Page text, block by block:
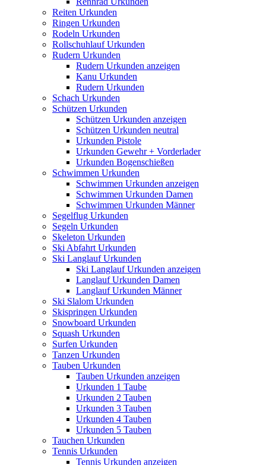
Reiten Urkunden
Ringen Urkunden
Rodeln Urkunden
Rollschuhlauf Urkunden
Rudern Urkunden
Rudern Urkunden anzeigen
Kanu Urkunden
Rudern Urkunden
Schach Urkunden
Schützen Urkunden
Schützen Urkunden anzeigen
Schützen Urkunden neutral
Urkunden Pistole
Urkunden Gewehr + Vorderlader
Urkunden Bogenschießen
Schwimmen Urkunden
Schwimmen Urkunden anzeigen
Schwimmen Urkunden Damen
Schwimmen Urkunden Männer
Segelflug Urkunden
Segeln Urkunden
Skeleton Urkunden
Ski Abfahrt Urkunden
Ski Langlauf Urkunden
Ski Langlauf Urkunden anzeigen
Langlauf Urkunden Damen
Langlauf Urkunden Männer
Ski Slalom Urkunden
Skispringen Urkunden
Snowboard Urkunden
Squash Urkunden
Surfen Urkunden
Tanzen Urkunden
Tauben Urkunden
Tauben Urkunden anzeigen
Urkunden 1 Taube
Urkunden 2 Tauben
Urkunden 3 Tauben
Urkunden 4 Tauben
Urkunden 5 Tauben
Tauchen Urkunden
Tennis Urkunden
Tennis Urkunden anzeigen